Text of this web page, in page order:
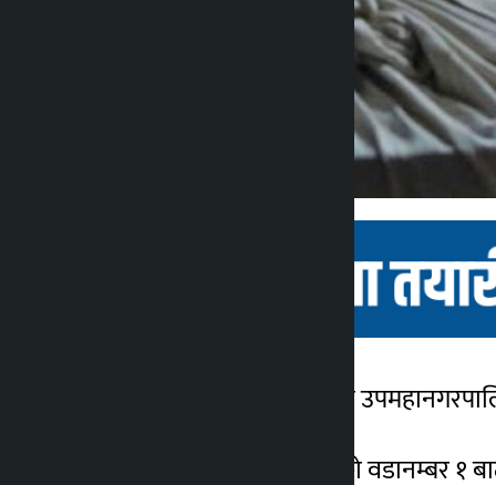
धनगढी । कैलालीको धनगढी
सुरुमा उपमहानगरपालिकाको वडानम्बर